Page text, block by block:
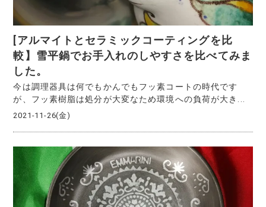
[アルマイトとセラミックコーティングを比
較】雪平鍋でお手入れのしやすさを比べてみま
した。
今は調理器具は何でもかんでもフッ素コートの時代です
が、フッ素樹脂は処分が大変なため環境への負荷が大き...
2021-11-26(金)